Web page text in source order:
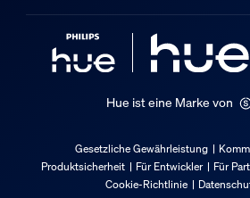
Dimmbar mit Hue App und
LED integriert
2 Jahre
Hue ist eine Marke von
Gesetzliche Gewährleistung
Produktsicherheit
Für Entwickler Für
Cookie-Richtlinie